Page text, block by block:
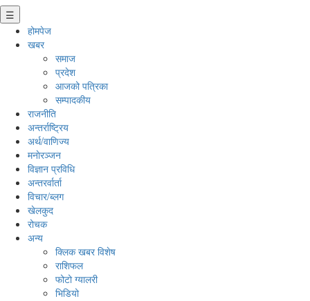
☰
होमपेज
खबर
समाज
प्रदेश
आजको पत्रिका
सम्पादकीय
राजनीति
अन्तर्राष्ट्रिय
अर्थ/वाणिज्य
मनाेरञ्जन
विज्ञान प्रविधि
अन्तरर्वार्ता
विचार/ब्लग
खेलकुद
रोचक
अन्य
क्लिक खबर विशेष
राशिफल
फोटो ग्यालरी
भिडियो